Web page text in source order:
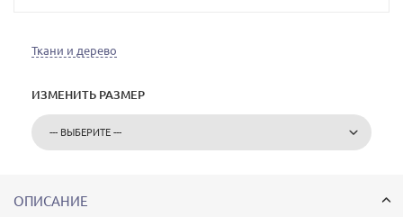
Ткани и дерево
ИЗМЕНИТЬ РАЗМЕР
ОПИСАНИЕ